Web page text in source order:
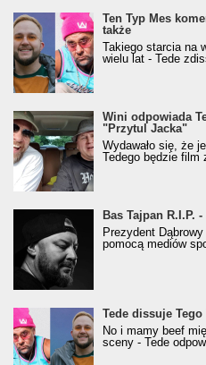
Ten Typ Mes
także
Takiego starcia na
wielu lat - Tede
Wini odpowiada
"Przytul Jacka"
Wydawało się, że
Tedego będzie film
Bas Tajpan R.I.P.
Prezydent
pomocą mediów
Tede dissuje
No i mamy beef
sceny - Tede